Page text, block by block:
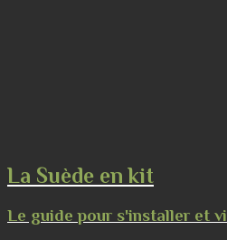
La Suède en kit
Le guide pour s'installer et